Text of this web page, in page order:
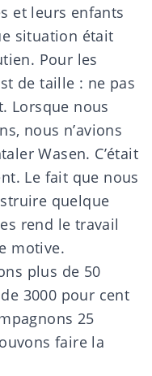
et leurs enfants
situation était
Pour les
de taille : ne pas
Lorsque nous
nous n’avions
Wasen. C’était
Le fait que nous
quelque
rend le travail
motive.
plus de 50
3000 pour cent
25
faire la